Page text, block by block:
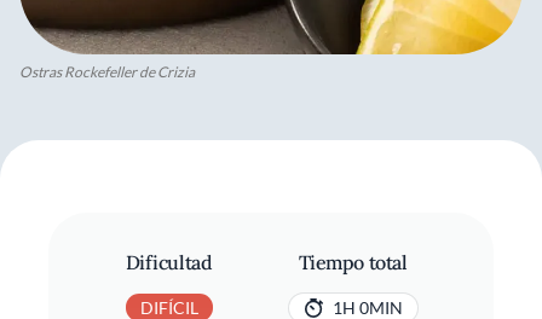
Ostras Rockefeller de Crizia
Dificultad
DIFÍCIL
Tiempo total
1H 0MIN